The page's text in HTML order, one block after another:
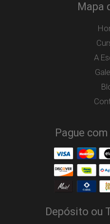
Mapa
A
Pague
Depósito ou